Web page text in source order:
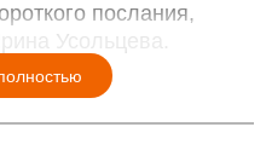
послания,
Усольцева.